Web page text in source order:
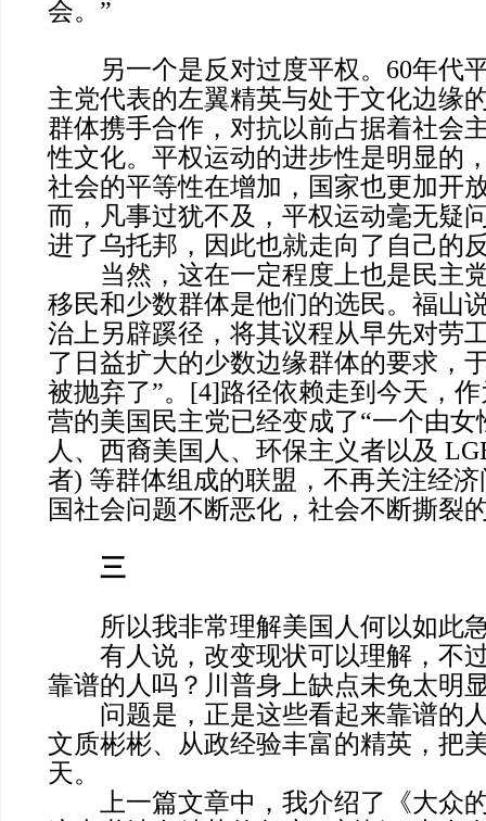
会。”
另一个是反对过度平权。60年代
主党代表的左翼精英与处于文化边缘
群体携手合作，对抗以前占据着社会
性文化。平权运动的进步性是明显的
社会的平等性在增加，国家也更加开
而，凡事过犹不及，平权运动毫无疑
进了乌托邦，因此也就走向了自己的
当然，这在一定程度上也是民主
移民和少数群体是他们的选民。福山
治上另辟蹊径，将其议程从早先对劳
了日益扩大的少数边缘群体的要求，
被抛弃了”。[4]路径依赖走到今天，
营的美国民主党已经变成了“一个由
人、西裔美国人、环保主义者以及
者) 等群体组成的联盟，不再关注经
国社会问题不断恶化，社会不断撕裂
三
所以我非常理解美国人何以如此
有人说，改变现状可以理解，不
靠谱的人吗？川普身上缺点未免太明
问题是，正是这些看起来靠谱的
文质彬彬、从政经验丰富的精英，把
天。
上一篇文章中，我介绍了《大众